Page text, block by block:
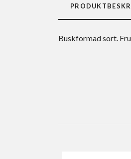
Buskformad sort.